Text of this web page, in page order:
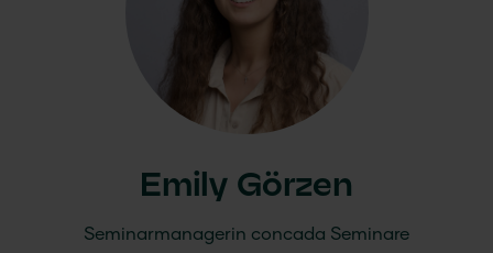
Emily Görzen
Seminarmanagerin concada Seminare